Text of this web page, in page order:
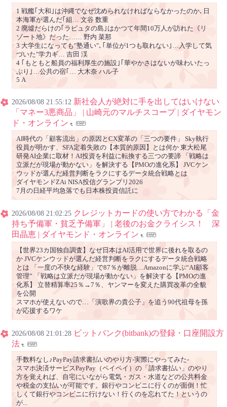
1 戦艦｢大和｣は沖縄でなぜ沈められなければならなかったのか､日
本海軍が選んだ｢組… 文谷 数重
2 廃墟だらけの｢ラピュタの島｣はかつて年間10万人が訪れた《リ
ゾート地》だった…… 野内 菜那
3 大学生になっても"塾通い"､｢単位が1つも取れない｣…入学して気
づいた"学力ギ… 吉田 渓
4 ｢もともと船員の福利厚生の施設｣｢華やかさはないが味わいたっ
ぷり｣…公共の宿｢… 大木奈 ハル子
5 A
2026/08/08 21:55:12 新社会人が絶対に手を出してはいけない
「マネー3悪商品」 | 山崎元のマルチスコープ | ダイヤモン
ド・オンライン
AI時代の「顧客流出」の原因とCX変革の「三つの要件」 Sky執行
役員が明かす、SFA定着失敗の【本質的原因】とは何か 東大松尾
研発AI企業に取材！AI投資を利益に転換する三つの要諦 「戦略は
立派だが現場が動かない」を解決する【PMOの進化系】 JVCケン
ウッドが選んだ経営判断をラクにするデータ統合戦略とは
ダイヤモンドZAi NISA投信グランプリ2026
7月の日経平均急落でも日本株投資信託に
2026/08/08 21:02:25 クレジットカードの使い方でわかる「金
持ち予備軍・貧乏予備軍」 | 老後のお金クライシス！ 深
田晶恵 | ダイヤモンド・オンライン
【世界23カ国独自調査】なぜ日本はAI活用で世界に後れを取るの
か JVCケンウッドが選んだ経営判断をラクにするデータ統合戦略
とは 「一度の不快な経験」で87％が離脱…Amazonに学ぶ“AI顧客
管理” 「戦略は立派だが現場が動かない」を解決する【PMOの進
化系】 立替精算率25％→7％、ヤンマーを変えた購買改革の全貌
を公開
スマホが使えないので…「演歌界の貴公子」を追う90代祖母を孫
が応援するワケ
2026/08/08 21:01:28 ビットバンク(bitbank)の登録・口座開設方
法
手数料なし♪PayPay請求書払いのやり方-実際にやってみた-
スマホ決済サービスPayPay（ペイペイ）の「請求書払い」のやり
方を覚えれば、自宅にいながら電気・ガス・水道などの公共料金
や税金の支払いが可能です。銀行やコンビニに行くのが面倒！忙
しくて銀行やコンビニに行けない！行くのを忘れてた！というの
が...